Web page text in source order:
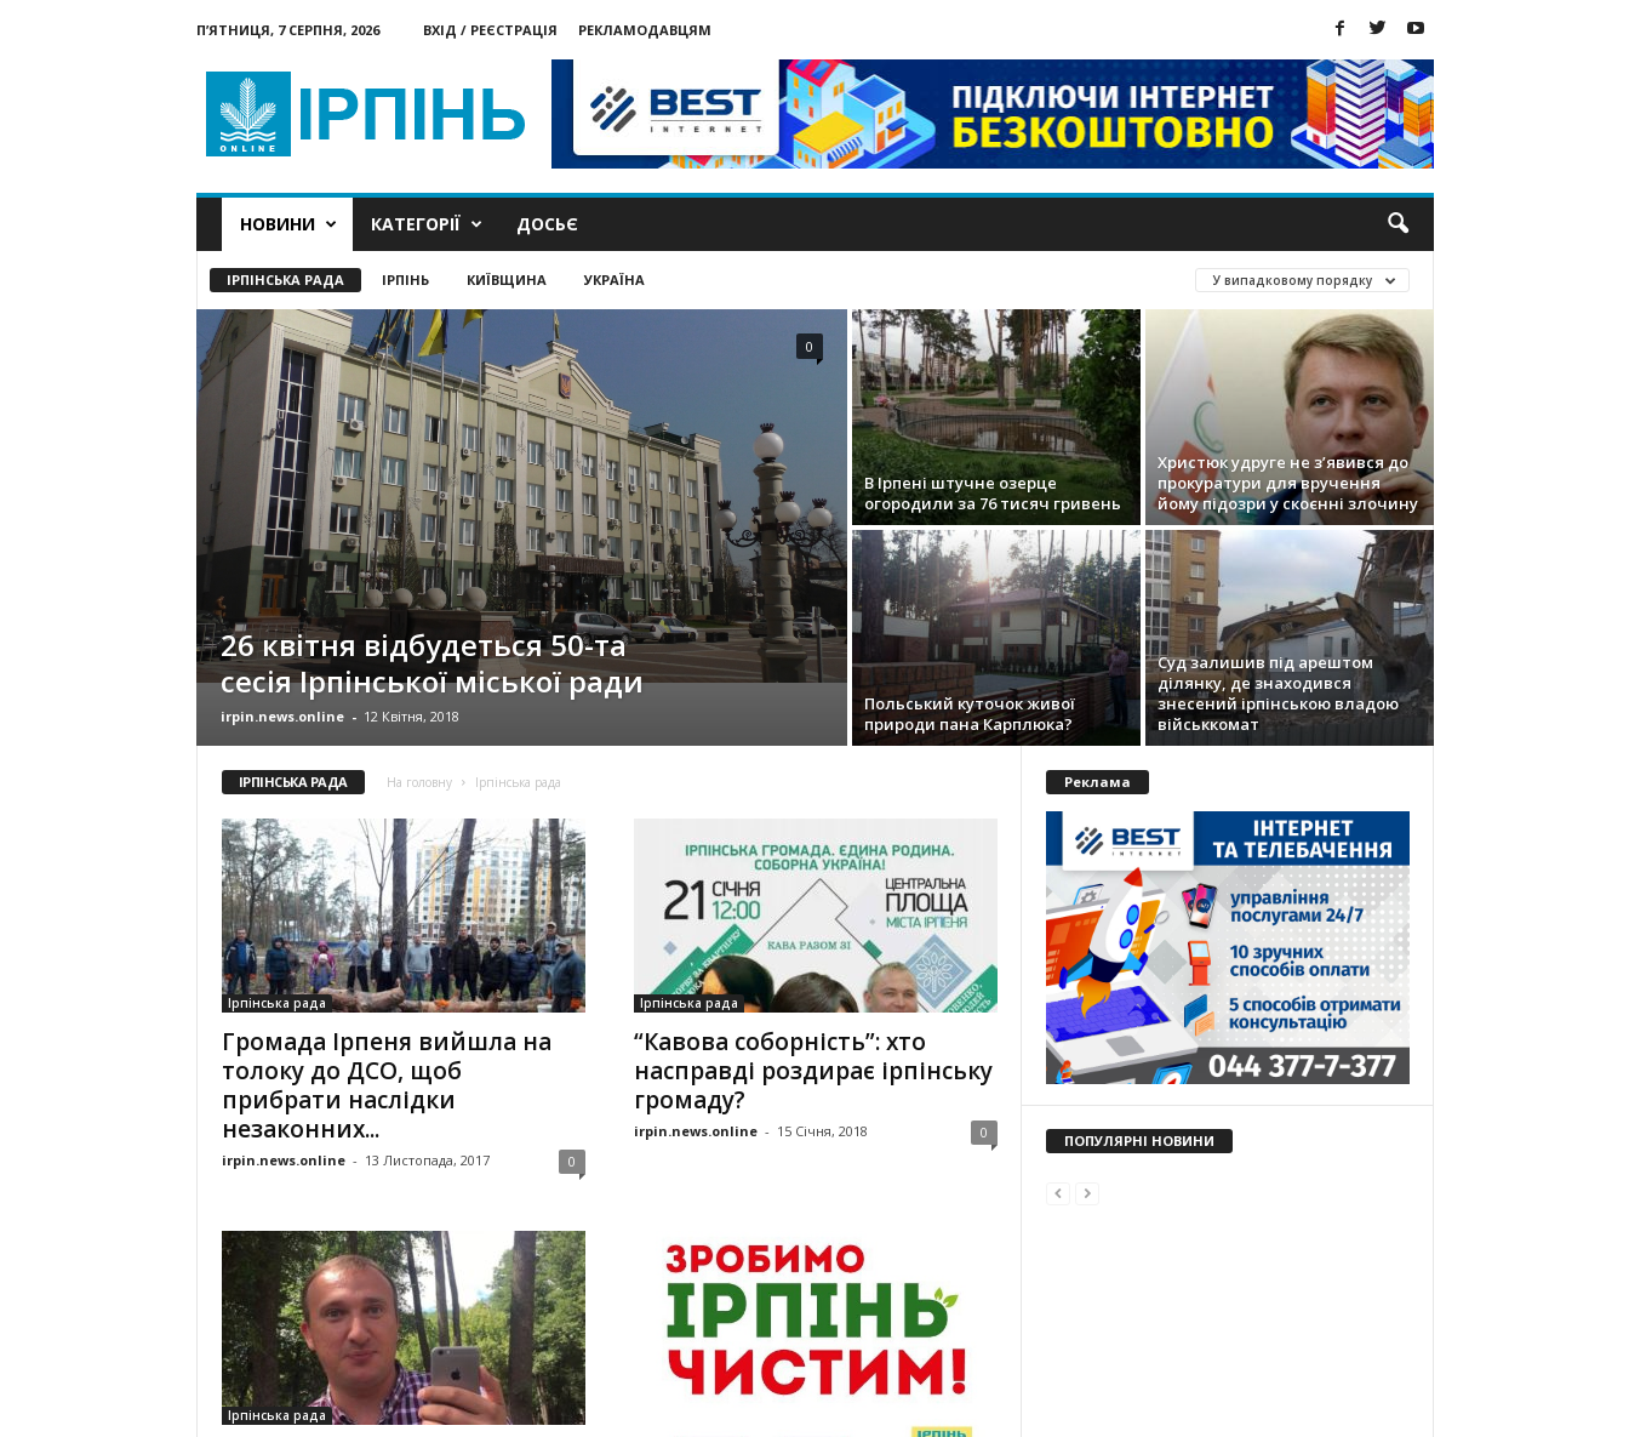
П’ЯТНИЦЯ, 7 СЕРПНЯ, 2026 ВХІД / РЕЄСТРАЦІЯ
РЕКЛАМОДАВЦЯМ
онлайн
НОВИНИ КАТЕГОРІЇ ДОСЬЄ
ІРПІНСЬКА РАДА ІРПІНЬ КИЇВЩИНА УКРАЇНА У випадковому порядку
26 квітня відбудеться 50-та
сесія Ірпінської міської ради
irpin.news.online - 12 Квітня, 2018
0
В Ірпені штучне озерце
огородили за 76 тисяч гривень
Христюк удруге не з’явився до
прокуратури для вручення
йому підозри у скоєнні злочину
Польський куточок живої
природи пана Карплюка?
Суд залишив під арештом
ділянку, де знаходився
знесений ірпінською владою
військкомат
ІРПІНСЬКА РАДА На головну Ірпінська рада
Ірпінська рада
Громада Ірпеня вийшла на
толоку до ДСО, щоб
прибрати наслідки
незаконних...
irpin.news.online - 13 Листопада, 2017 0
Ірпінська рада
“Кавова соборність”: хто
насправді роздирає ірпінську
громаду?
irpin.news.online - 15 Січня, 2018 0
Ірпінська рада
Реклама
ПОПУЛЯРНІ НОВИНИ